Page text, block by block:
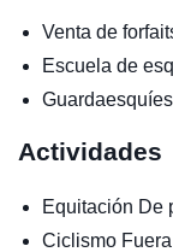
Venta de
Escuela de
Guardaesquíes
Actividades
Equitación De
Ciclismo